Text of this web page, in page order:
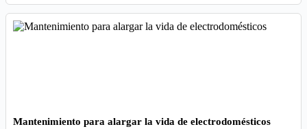
Mantenimiento para alargar la vida de electrodomésticos